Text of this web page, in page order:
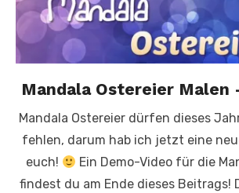
Mandala Ostereier Malen
Mandala Ostereier dürfen dieses
fehlen, darum hab ich jetzt eine
euch!
Ein Demo-Video für die
findest du am Ende dieses Beitrags!